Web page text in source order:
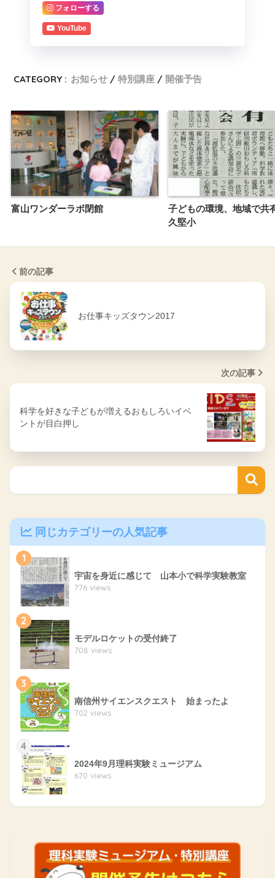
フォローする
YouTube
CATEGORY : お知らせ 特別講座 開催予告
富山ワンダーラボ閉館
子どもの環境、地域で共
久堅小
前の記事
お仕事キッズタウン2017
次の記事
科学を好きな子どもが増えるおもしろいイベ
ントが目白押し
同じカテゴリーの人気記事
1
宇宙を身近に感じて 山本小で科学実験教室
776 views
2
モデルロケットの受付終了
708 views
3
南信州サイエンスクエスト 始まったよ
702 views
4
2024年9月理科実験ミュージアム
670 views